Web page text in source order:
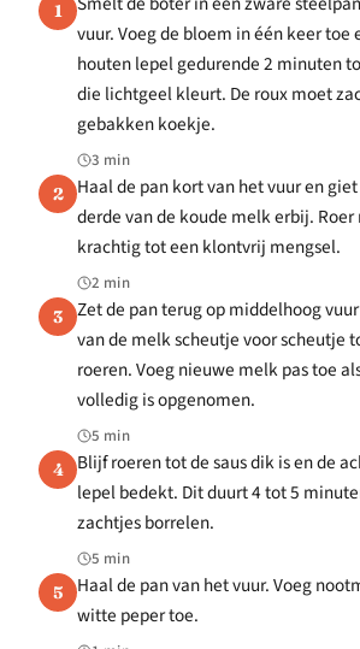
1
vuur. Voeg de bloem in één keer toe
houten lepel gedurende 2 minuten
die lichtgeel kleurt. De roux moet
gebakken koekje.
3 min
2
Haal de pan kort van het vuur en
derde van de koude melk erbij.
krachtig tot een klontvrij mengsel.
2 min
3
Zet de pan terug op middelhoog
van de melk scheutje voor scheutje
roeren. Voeg nieuwe melk pas toe
volledig is opgenomen.
5 min
4
Blijf roeren tot de saus dik is en de
lepel bedekt. Dit duurt 4 tot 5
zachtjes borrelen.
5 min
5
Haal de pan van het vuur. Voeg
witte peper toe.